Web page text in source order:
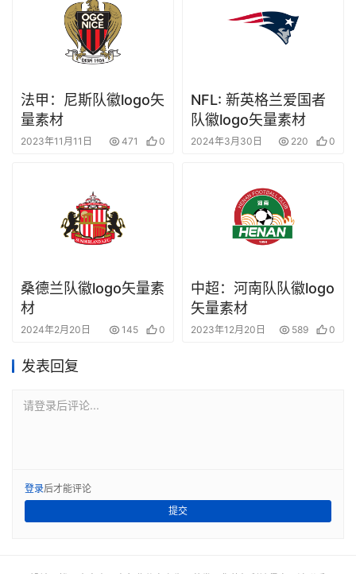
法甲：尼斯队徽logo矢
量素材
2023年11月11日 471 0
NFL: 新英格兰爱国者
队徽logo矢量素材
2024年3月30日 220 0
桑德兰队徽logo矢量素
材
2024年2月20日 145 0
中超：河南队队徽logo
矢量素材
2023年12月20日 589 0
发表回复
请登录后评论...
登录后才能评论
提交